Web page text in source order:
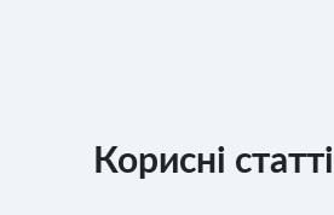
Корисні статті